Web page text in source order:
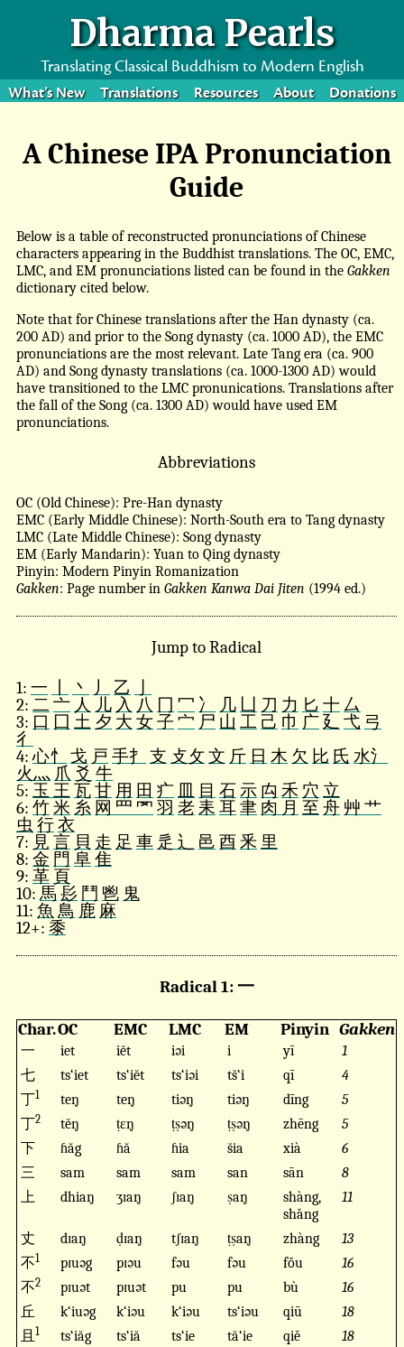
Dharma Pearls
Translating Classical Buddhism to Modern English
What’s New Translations Resources About Donations
A Chinese IPA Pronunciation
Guide
Below is a table of reconstructed pronunciations of Chinese
characters appearing in the Buddhist translations. The OC, EMC,
LMC, and EM pronunciations listed can be found in the Gakken
dictionary cited below.
Note that for Chinese translations after the Han dynasty (ca.
200 AD) and prior to the Song dynasty (ca. 1000 AD), the EMC
pronunciations are the most relevant. Late Tang era (ca. 900
AD) and Song dynasty translations (ca. 1000-1300 AD) would
have transitioned to the LMC pronunications. Translations after
the fall of the Song (ca. 1300 AD) would have used EM
pronunciations.
Abbreviations
OC (Old Chinese): Pre-Han dynasty
EMC (Early Middle Chinese): North-South era to Tang dynasty
LMC (Late Middle Chinese): Song dynasty
EM (Early Mandarin): Yuan to Qing dynasty
Pinyin: Modern Pinyin Romanization
Gakken: Page number in Gakken Kanwa Dai Jiten (1994 ed.)
Jump to Radical
1: 一 丶 丿 乙
2: 二 亠 人 儿 入 八 冂 冖 冫 几 凵 刀 力 匕 十 厶
3: 口 囗 土 夕 大 女子 宀 尸 山 工 己 巾 广廴 弋 弓
彳
4:心忄 戈 戸 手扌 支 攴攵文 斤 日 木 欠 比 氏 水氵
火灬 爪 爻 牛
5: 玉 王 瓦甘 用 田 疒 皿 目 石示 禸 禾 穴 立
6: 竹米 糸 网 罒 罓 羽 老耒 耳聿 肉 月 至 舟 艸 艹
虫 行衣
7: 見 言 貝 走 足 車 辵 辶 邑 酉釆 里
8: 金 門 阜隹
9: 革 頁
10: 馬 髟 鬥 鬯 鬼
11: 魚 鳥 鹿 麻
12+: 黍
Radical 1: 一
Char.OC EMC LMC EM Pinyin Gakken
一 iet iĕt iəi i yī
1
七
ts‘iet ts‘iĕt ts‘iəi ts̆‘i qī
4
丁1 teŋ teŋ tiəŋ tiəŋ dīng
5
丁2 tĕŋ ṭɛŋ ṭṣəŋ ṭṣəŋ zhēng
5
下
ɦăg ɦă ɦia s̆ia xià
6
三
sam sam sam san sān
8
上
dhiaŋ ʒɪaŋ ʃɪaŋ ṣaŋ
shàng,
shǎng
11
丈 dɪaŋ ḍɪaŋ tʃɪaŋ ṭṣaŋ zhàng
13
不1 pɪuəg pɪəu fəu fəu fǒu
16
不2 pɪuət pɪuət pu pu bù
16
丘
k‘iuəg k‘iəu k‘iəu ts‘iəu qiū
18
且 1 ts‘iăg ts‘iă ts‘ie tă‘ie qiě
18